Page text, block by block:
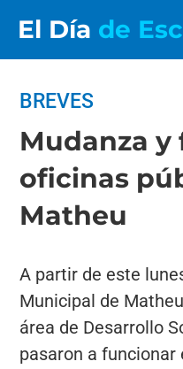
El Día de
BREVES
Mudanza y
oficinas
Matheu
A partir de este
Municipal de
área de Desarrollo
pasaron a funcionar